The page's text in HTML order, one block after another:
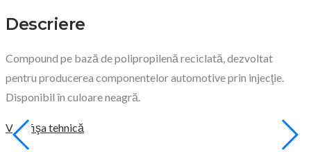
Descriere
Compound pe bază de polipropilenă reciclată, dezvoltat
pentru producerea componentelor automotive prin injecţie.
Disponibil în culoare neagră.
Vezi fişa tehnică